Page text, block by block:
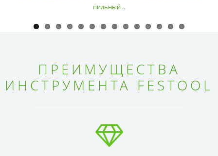
пильный ..
ПРЕИМУЩЕСТВА
ИНСТРУМЕНТА FESTOOL